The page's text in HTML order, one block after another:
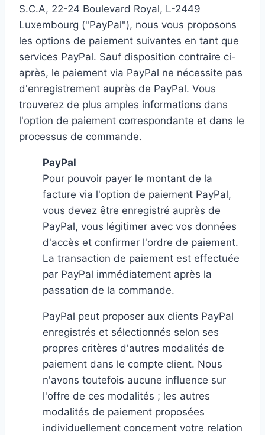
S.C.A, 22-24 Boulevard Royal, L-2449
Luxembourg ("PayPal"), nous vous proposons
les options de paiement suivantes en tant que
services PayPal. Sauf disposition contraire ci-
après, le paiement via PayPal ne nécessite pas
d'enregistrement auprès de PayPal. Vous
trouverez de plus amples informations dans
l'option de paiement correspondante et dans le
processus de commande.
PayPal
Pour pouvoir payer le montant de la
facture via l'option de paiement PayPal,
vous devez être enregistré auprès de
PayPal, vous légitimer avec vos données
d'accès et confirmer l'ordre de paiement.
La transaction de paiement est effectuée
par PayPal immédiatement après la
passation de la commande.
PayPal peut proposer aux clients PayPal
enregistrés et sélectionnés selon ses
propres critères d'autres modalités de
paiement dans le compte client. Nous
n'avons toutefois aucune influence sur
l'offre de ces modalités ; les autres
modalités de paiement proposées
individuellement concernent votre relation